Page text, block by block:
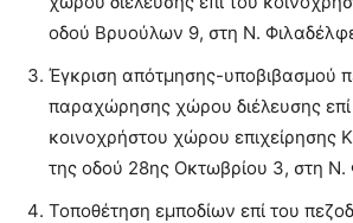
οδού Βρυούλων 9, στη Ν.
Έγκριση απότμησης-υποβιβασμού
παραχώρησης χώρου διέλευσης επί
κοινοχρήστου χώρου επιχείρησης
της οδού 28ης Οκτωβρίου 3, στη Ν.
Τοποθέτηση εμποδίων επί του